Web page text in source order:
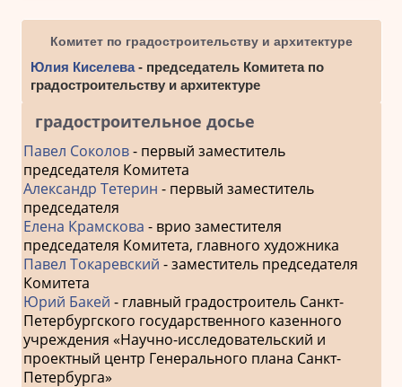
Комитет по градостроительству и архитектуре
Юлия Киселева- председатель Комитета по
градостроительству и архитектуре
градостроительное досье
Павел Соколов- первый заместитель
председателя Комитета
Александр Тетерин - первый заместитель
председателя
Елена Крамскова - врио заместителя
председателя Комитета, главного художника
Павел Токаревский - заместитель председателя
Комитета
Юрий Бакей - главный градостроитель Санкт-
Петербургского государственного казенного
учреждения «Научно-исследовательский и
проектный центр Генерального плана Санкт-
Петербурга»